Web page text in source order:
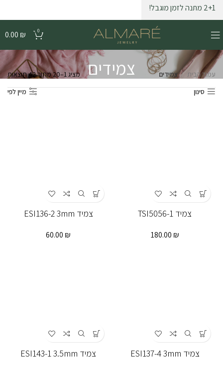
0
0.00 ₪
צמידים עמוד הבית צמידים
מציג 1–20 מתוך 42 תוצאות
סינון
מיין לפי
צמיד TSI5056-1
180.00 ₪
צמיד ESI136-2 3mm
60.00 ₪
צמיד ESI137-4 3mm צמיד ESI143-1 3.5mm
2+1 מתנה לזמן מוגבל!